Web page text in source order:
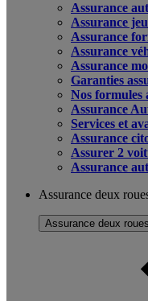
Assurance
Assurance
Assurance
Assurance
Assurance
Garanties
Nos formules
Assurance
Services et
Assurance
Assurer 2
Assurance
Assurance deux
Assurance deux roues